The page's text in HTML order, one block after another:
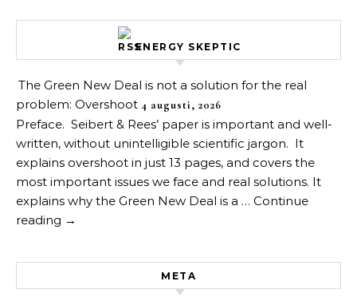
ENERGY SKEPTIC
The Green New Deal is not a solution for the real
problem: Overshoot 4 augusti, 2026
Preface. Seibert & Rees’ paper is important and well-
written, without unintelligible scientific jargon. It
explains overshoot in just 13 pages, and covers the
most important issues we face and real solutions. It
explains why the Green New Deal is a … Continue
reading →
META